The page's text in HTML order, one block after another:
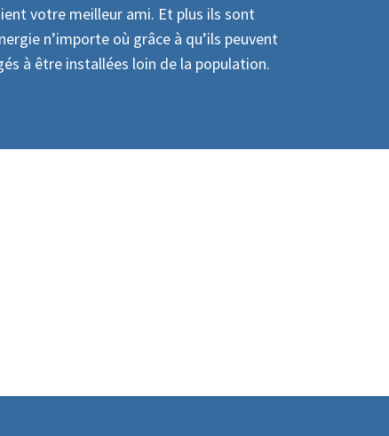
votre meilleur ami. Et plus ils sont
n’importe où grâce à qu’ils peuvent
à être installées loin de la population.